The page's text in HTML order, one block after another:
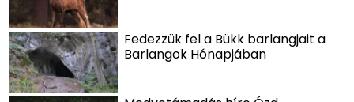
Fedezzük fel a Bükk barlangjait a
Barlangok Hónapjában